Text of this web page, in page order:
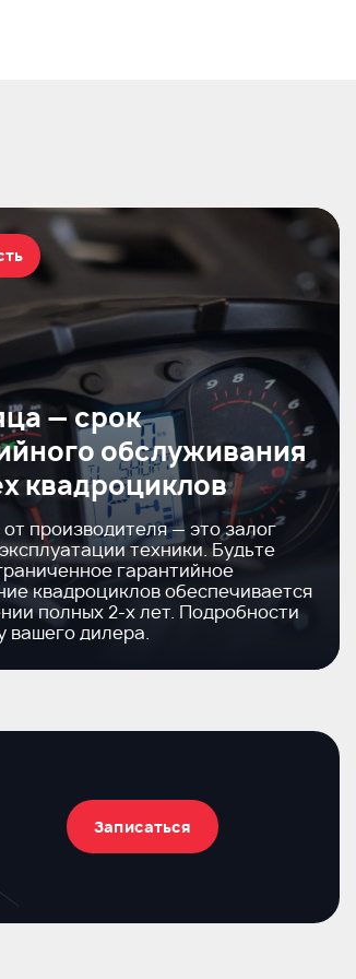
— срок
обслуживания
квадроциклов
производителя — это залог
техники. Будьте
гарантийное
квадроциклов обеспечивается
полных2-хлет. Подробности
вашего дилера.
Записаться